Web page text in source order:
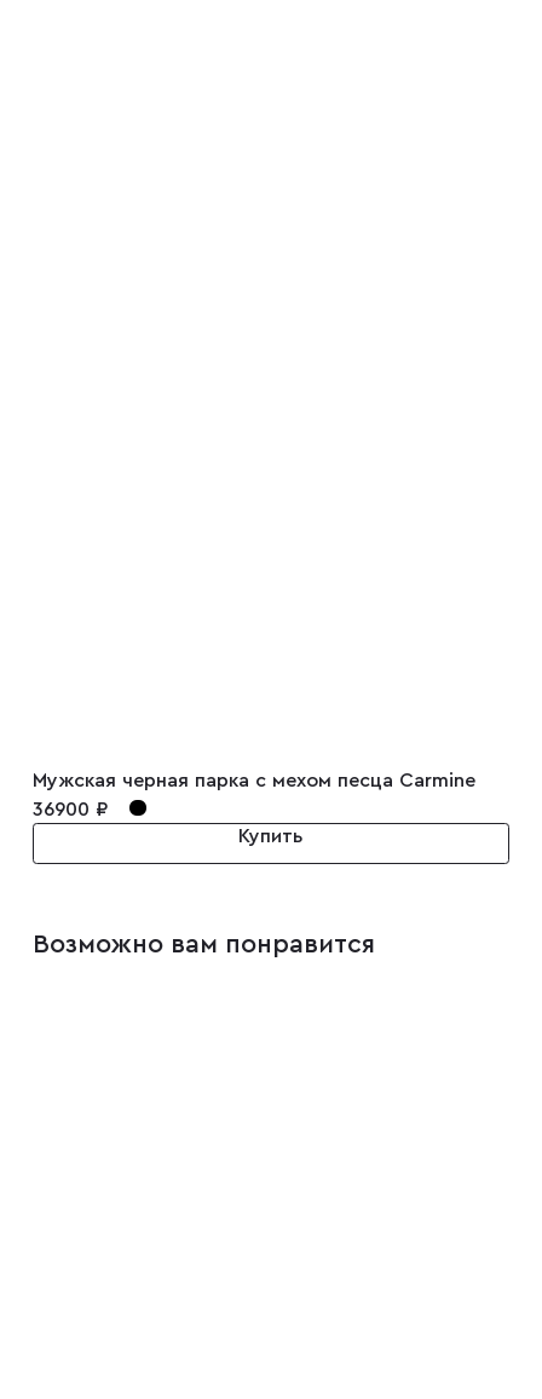
Мужская черная парка с мехом песца Carmine
36900 ₽
Купить
Возможно вам понравится